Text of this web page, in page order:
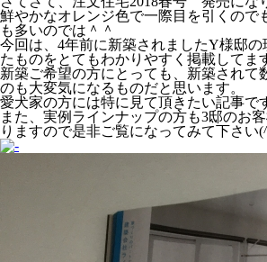
鮮やかなオレンジ色で一際目を引くので
も多いのでは＾＾
今回は、4年前に新築されましたY様邸の
たものをとてもわかりやすく掲載してま
新築ご希望の方にとっても、新築されて
のも大変気になるものだと思います。
愛犬家の方には特に見て頂きたい記事で
また、実例ラインナップの方も3邸のお
りますので是非ご覧になってみて下さい